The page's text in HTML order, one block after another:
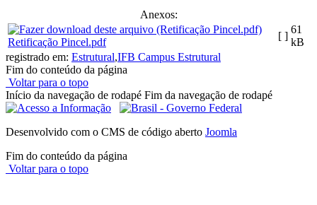
Anexos:
Retificação Pincel.pdf
[ ]
61
kB
registrado em: Estrutural,IFB Campus Estrutural
Fim do conteúdo da página
Voltar para o topo
Início da navegação de rodapé Fim da navegação de rodapé
Desenvolvido com o CMS de código aberto Joomla
Fim do conteúdo da página
Voltar para o topo